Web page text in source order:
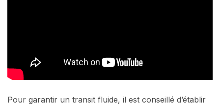
Pour garantir un transit fluide, il est conseillé d’établir